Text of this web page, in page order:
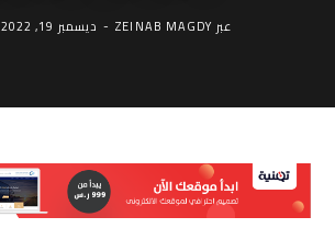
عبر ZEINAB MAGDY ديسمبر 19, 2022